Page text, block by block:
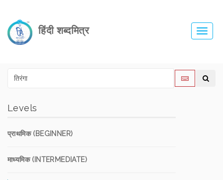
हिंदी शब्दमित्र
Levels
प्राथमिक (BEGINNER)
माध्यमिक (INTERMEDIATE)